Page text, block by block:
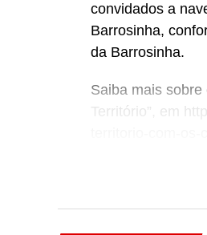
Link no Facebook
convidados a
Barrosinha,
da Barrosinha.
Saiba mais
Território”, em